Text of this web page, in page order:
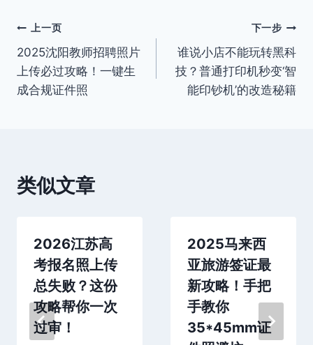
文
章
导
上一页
2025沈阳教师招聘照片
上传必过攻略！一键生
成合规证件照
下一步
谁说小店不能玩转黑科
技？普通打印机秒变‘智
能印钞机’的改造秘籍
类似文章
2026江苏高
考报名照上传
总失败？这份
攻略帮你一次
过审！
2025马来西
亚旅游签证最
新攻略！手把
手教你
35*45mm证